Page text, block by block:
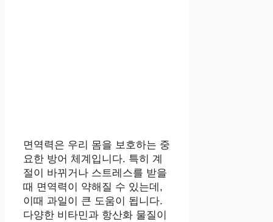
면역력은 우리 몸을 보호하는 중
요한 방어 체계입니다. 특히 계
절이 바뀌거나 스트레스를 받을
때 면역력이 약해질 수 있는데,
이때 과일이 큰 도움이 됩니다.
다양한 비타민과 항산화 물질이